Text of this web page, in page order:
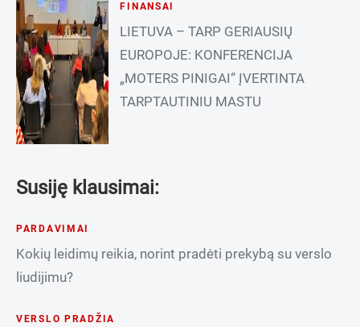
FINANSAI
LIETUVA – TARP GERIAUSIŲ
EUROPOJE: KONFERENCIJA
„MOTERS PINIGAI“ ĮVERTINTA
TARPTAUTINIU MASTU
Susiję klausimai:
PARDAVIMAI
Kokių leidimų reikia, norint pradėti prekybą su verslo
liudijimu?
VERSLO PRADŽIA